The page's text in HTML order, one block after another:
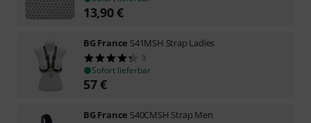
13,90€
BG France S41MSH Strap Ladies
3
Sofort lieferbar
57€
BG France S40CMSH Strap Men